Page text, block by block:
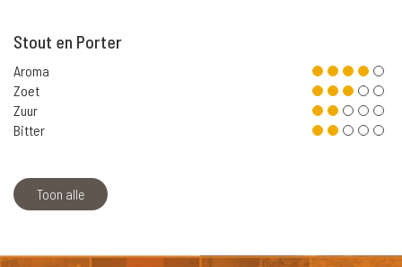
Stout en Porter
Aroma
Zoet
Zuur
Bitter
Toon alle